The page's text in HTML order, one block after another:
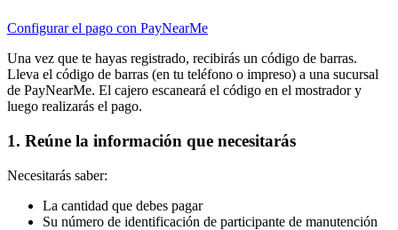
Configurar el pago con PayNearMe
Una vez que te hayas registrado, recibirás un código de barras.
Lleva el código de barras (en tu teléfono o impreso) a una sucursal
de PayNearMe. El cajero escaneará el código en el mostrador y
luego realizarás el pago.
1. Reúne la información que necesitarás
Necesitarás saber:
La cantidad que debes pagar
Su número de identificación de participante de manutención